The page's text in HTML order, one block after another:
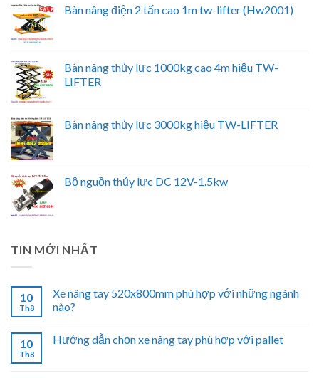
Bàn nâng điện 2 tấn cao 1m tw-lifter (Hw2001)
Bàn nâng thủy lực 1000kg cao 4m hiệu TW-
LIFTER
Bàn nâng thủy lực 3000kg hiệu TW-LIFTER
Bộ nguồn thủy lực DC 12V-1.5kw
TIN MỚI NHẤT
10
Th8
Xe nâng tay 520x800mm phù hợp với những ngành
nào?
10
Th8
Hướng dẫn chọn xe nâng tay phù hợp với pallet